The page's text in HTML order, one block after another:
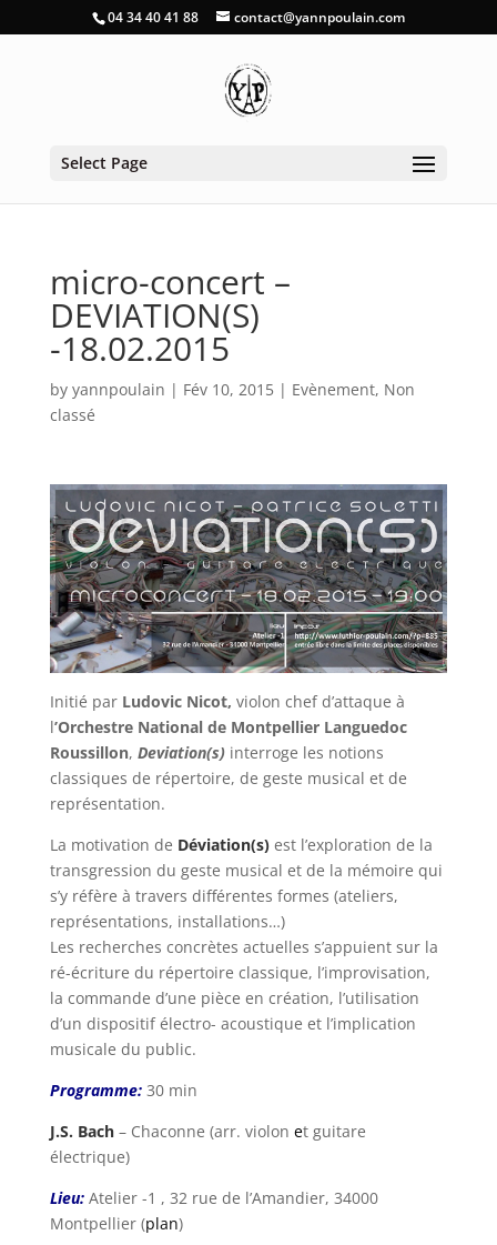
04 34 40 41 88 contact@yannpoulain.com
Select Page
micro-concert –
DEVIATION(S)
-18.02.2015
by yannpoulain | Fév 10, 2015| Evènement, Non
classé
Initié par Ludovic Nicot, violon chef d’attaque à
l’Orchestre National de Montpellier Languedoc
Roussillon, Deviation(s) interroge les notions
classiques de répertoire, de geste musical et de
représentation.
La motivation de Déviation(s)est l’exploration de la
transgression du geste musical et de la mémoire qui
s’y réfère à travers différentes formes (ateliers,
représentations, installations…)
Les recherches concrètes actuelles s’appuient sur la
ré-écriture du répertoire classique, l’improvisation,
la commande d’une pièce en création, l’utilisation
d’un dispositif électro- acoustique et l’implication
musicale du public.
Programme:30 min
J.S. Bach– Chaconne (arr. violon et guitare
électrique)
Lieu: Atelier -1 , 32 rue de l’Amandier, 34000
Montpellier (plan)